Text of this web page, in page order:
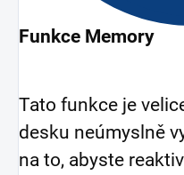
Funkce Memory
Tato funkce je
desku neúmyslně
na to, abyste